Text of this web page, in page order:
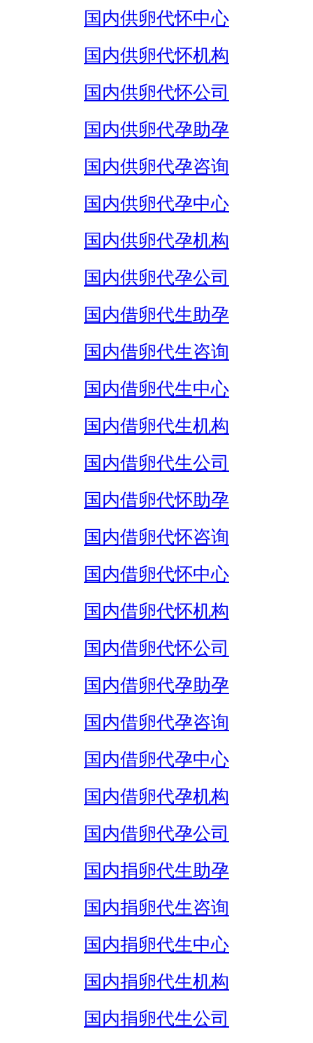
国内供卵代怀中心
国内供卵代怀机构
国内供卵代怀公司
国内供卵代孕助孕
国内供卵代孕咨询
国内供卵代孕中心
国内供卵代孕机构
国内供卵代孕公司
国内借卵代生助孕
国内借卵代生咨询
国内借卵代生中心
国内借卵代生机构
国内借卵代生公司
国内借卵代怀助孕
国内借卵代怀咨询
国内借卵代怀中心
国内借卵代怀机构
国内借卵代怀公司
国内借卵代孕助孕
国内借卵代孕咨询
国内借卵代孕中心
国内借卵代孕机构
国内借卵代孕公司
国内捐卵代生助孕
国内捐卵代生咨询
国内捐卵代生中心
国内捐卵代生机构
国内捐卵代生公司